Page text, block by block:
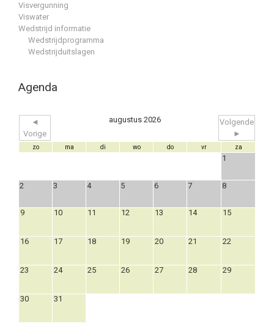
Visvergunning
Viswater
Wedstrijd informatie
Wedstrijdprogramma
Wedstrijduitslagen
Agenda
◄
Vorige
augustus 2026
Volgende
►
zo ma di wo do vr za
1
2 3 4 5 6 7 8
9 10 11 12 13 14 15
16 17 18 19 20 21 22
23 24 25 26 27 28 29
30 31